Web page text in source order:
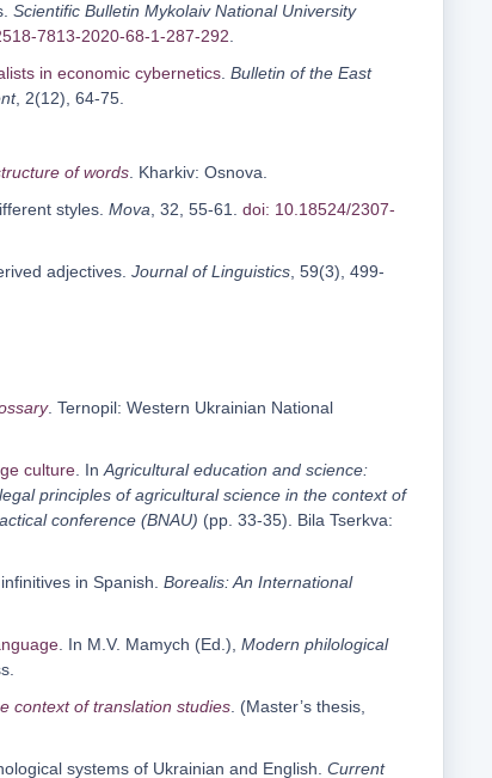
Scientific Bulletin Mykolaiv National University
7813-2020-68-1-287-292
in economic cybernetics .Bulletin of the East
, 2(12), 64-75.
of words . Kharkiv: Osnova.
styles.Mova , 32, 55-61.doi: 10.18524/2307-
adjectives.Journal of Linguistics , 59(3), 499-
. Ternopil: Western Ukrainian National
culture . InAgricultural education and science:
principles of agricultural science in the context of
conference (BNAU) (pp. 33-35). Bila Tserkva:
in Spanish.Borealis: An International
. In M.V. Mamych (Ed.),Modern philological
context of translation studies . (Master’s thesis,
systems of Ukrainian and English.Current